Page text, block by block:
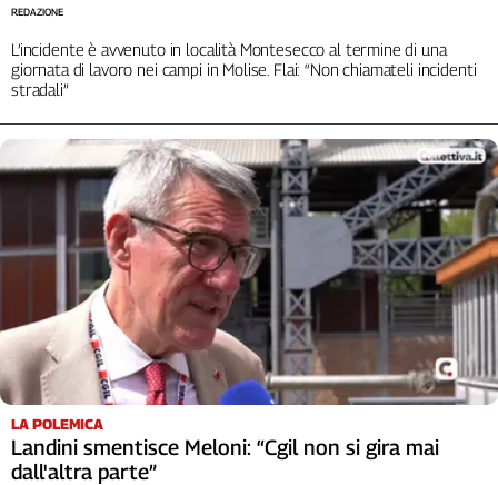
L’incidente è avvenuto in località Montesecco al termine di una
giornata di lavoro nei campi in Molise. Flai: “Non chiamateli incidenti
stradali”
REDAZIONE
LA POLEMICA
Landini smentisce Meloni: “Cgil non si gira mai
dall'altra parte”